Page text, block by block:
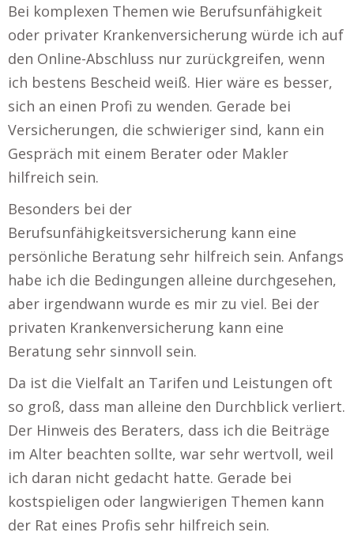
Bei komplexen Themen wie Berufsunfähigkeit
oder privater Krankenversicherung würde ich auf
den Online-Abschluss nur zurückgreifen, wenn
ich bestens Bescheid weiß. Hier wäre es besser,
sich an einen Profi zu wenden. Gerade bei
Versicherungen, die schwieriger sind, kann ein
Gespräch mit einem Berater oder Makler
hilfreich sein.
Besonders bei der
Berufsunfähigkeitsversicherung kann eine
persönliche Beratung sehr hilfreich sein. Anfangs
habe ich die Bedingungen alleine durchgesehen,
aber irgendwann wurde es mir zu viel. Bei der
privaten Krankenversicherung kann eine
Beratung sehr sinnvoll sein.
Da ist die Vielfalt an Tarifen und Leistungen oft
so groß, dass man alleine den Durchblick verliert.
Der Hinweis des Beraters, dass ich die Beiträge
im Alter beachten sollte, war sehr wertvoll, weil
ich daran nicht gedacht hatte. Gerade bei
kostspieligen oder langwierigen Themen kann
der Rat eines Profis sehr hilfreich sein.